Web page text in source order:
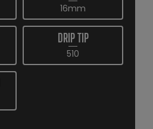
16mm
DRIP TIP
510